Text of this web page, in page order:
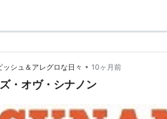
ッシュ＆アレグロな日々 • 10ヶ月前
・オヴ・シナノン